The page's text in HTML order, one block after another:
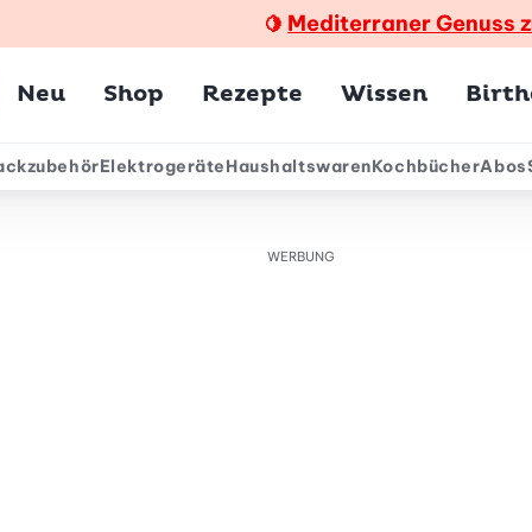
🍋 Mediterraner Genuss
Neu Shop Rezepte Wissen
ElektrogeräteHaushaltswarenKochbücherAbos
WERBUNG